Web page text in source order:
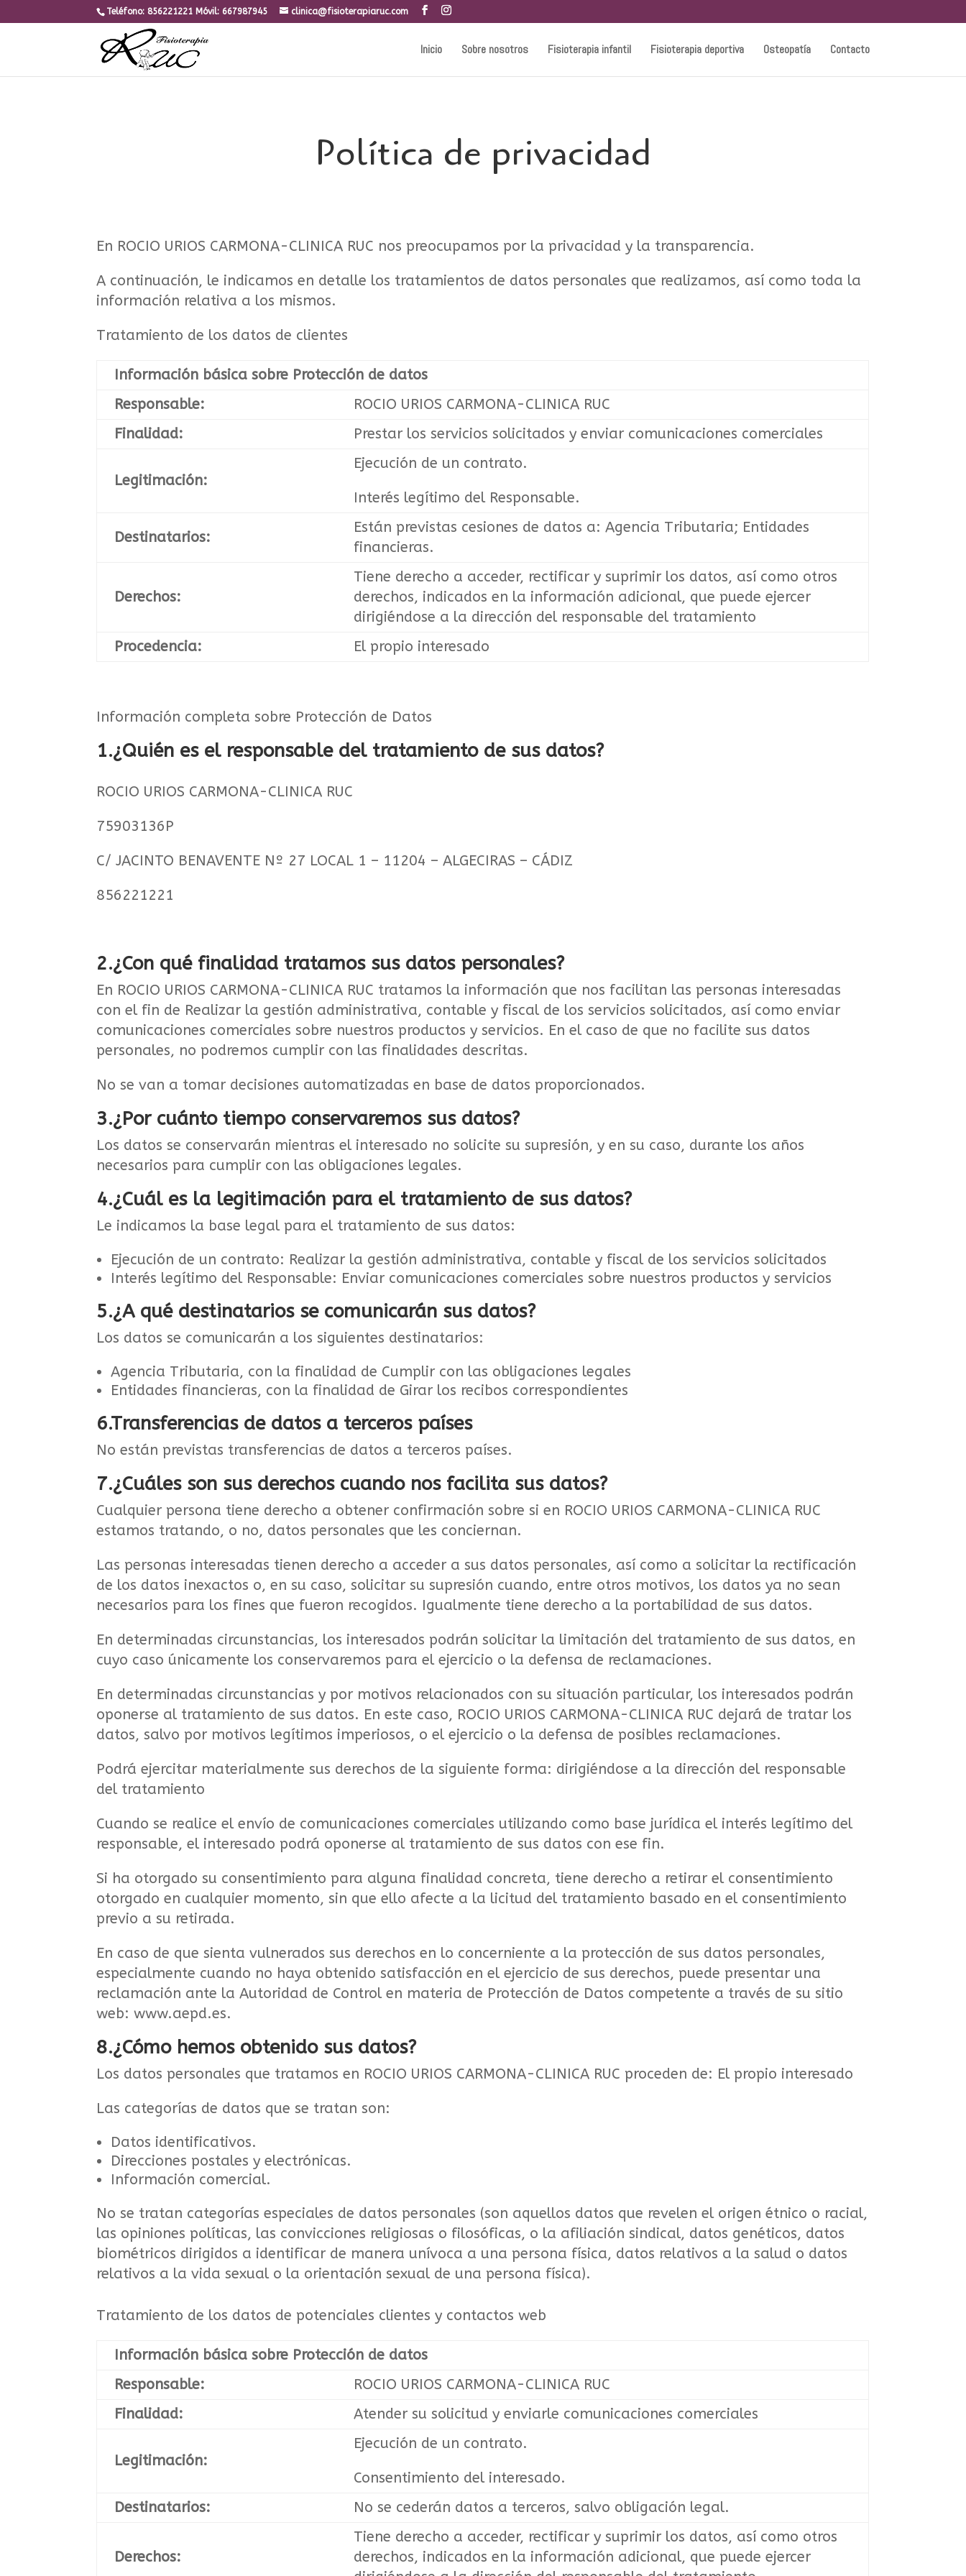
Teléfono: 856221221 Móvil: 667987945 clinica@fisioterapiaruc.com
Inicio Sobre nosotros Fisioterapia infantil Fisioterapia deportiva Osteopatía Contacto
Política de privacidad
En ROCIO URIOS CARMONA-CLINICA RUC nos preocupamos por la privacidad y la transparencia.
A continuación, le indicamos en detalle los tratamientos de datos personales que realizamos, así como toda la
información relativa a los mismos.
Tratamiento de los datos de clientes
Información básica sobre Protección de datos
Responsable:
ROCIO URIOS CARMONA-CLINICA RUC
Finalidad:
Prestar los servicios solicitados y enviar comunicaciones comerciales
Legitimación:
Ejecución de un contrato.
Interés legítimo del Responsable.
Destinatarios:
Están previstas cesiones de datos a: Agencia Tributaria; Entidades
financieras.
Derechos:
Tiene derecho a acceder, rectificar y suprimir los datos, así como otros
derechos, indicados en la información adicional, que puede ejercer
dirigiéndose a la dirección del responsable del tratamiento
Procedencia:
El propio interesado
Información completa sobre Protección de Datos
1.¿Quién es el responsable del tratamiento de sus datos?
ROCIO URIOS CARMONA-CLINICA RUC
75903136P
C/ JACINTO BENAVENTE Nº 27 LOCAL 1 – 11204 – ALGECIRAS – CÁDIZ
856221221
2.¿Con qué finalidad tratamos sus datos personales?
En ROCIO URIOS CARMONA-CLINICA RUC tratamos la información que nos facilitan las personas interesadas
con el fin de Realizar la gestión administrativa, contable y fiscal de los servicios solicitados, así como enviar
comunicaciones comerciales sobre nuestros productos y servicios. En el caso de que no facilite sus datos
personales, no podremos cumplir con las finalidades descritas.
No se van a tomar decisiones automatizadas en base de datos proporcionados.
3.¿Por cuánto tiempo conservaremos sus datos?
Los datos se conservarán mientras el interesado no solicite su supresión, y en su caso, durante los años
necesarios para cumplir con las obligaciones legales.
4.¿Cuál es la legitimación para el tratamiento de sus datos?
Le indicamos la base legal para el tratamiento de sus datos:
Ejecución de un contrato: Realizar la gestión administrativa, contable y fiscal de los servicios solicitados
Interés legítimo del Responsable: Enviar comunicaciones comerciales sobre nuestros productos y servicios
5.¿A qué destinatarios se comunicarán sus datos?
Los datos se comunicarán a los siguientes destinatarios:
Agencia Tributaria, con la finalidad de Cumplir con las obligaciones legales
Entidades financieras, con la finalidad de Girar los recibos correspondientes
6.Transferencias de datos a terceros países
No están previstas transferencias de datos a terceros países.
7.¿Cuáles son sus derechos cuando nos facilita sus datos?
Cualquier persona tiene derecho a obtener confirmación sobre si en ROCIO URIOS CARMONA-CLINICA RUC
estamos tratando, o no, datos personales que les conciernan.
Las personas interesadas tienen derecho a acceder a sus datos personales, así como a solicitar la rectificación
de los datos inexactos o, en su caso, solicitar su supresión cuando, entre otros motivos, los datos ya no sean
necesarios para los fines que fueron recogidos. Igualmente tiene derecho a la portabilidad de sus datos.
En determinadas circunstancias, los interesados podrán solicitar la limitación del tratamiento de sus datos, en
cuyo caso únicamente los conservaremos para el ejercicio o la defensa de reclamaciones.
En determinadas circunstancias y por motivos relacionados con su situación particular, los interesados podrán
oponerse al tratamiento de sus datos. En este caso, ROCIO URIOS CARMONA-CLINICA RUC dejará de tratar los
datos, salvo por motivos legítimos imperiosos, o el ejercicio o la defensa de posibles reclamaciones.
Podrá ejercitar materialmente sus derechos de la siguiente forma: dirigiéndose a la dirección del responsable
del tratamiento
Cuando se realice el envío de comunicaciones comerciales utilizando como base jurídica el interés legítimo del
responsable, el interesado podrá oponerse al tratamiento de sus datos con ese fin.
Si ha otorgado su consentimiento para alguna finalidad concreta, tiene derecho a retirar el consentimiento
otorgado en cualquier momento, sin que ello afecte a la licitud del tratamiento basado en el consentimiento
previo a su retirada.
En caso de que sienta vulnerados sus derechos en lo concerniente a la protección de sus datos personales,
especialmente cuando no haya obtenido satisfacción en el ejercicio de sus derechos, puede presentar una
reclamación ante la Autoridad de Control en materia de Protección de Datos competente a través de su sitio
web: www.aepd.es.
8.¿Cómo hemos obtenido sus datos?
Los datos personales que tratamos en ROCIO URIOS CARMONA-CLINICA RUC proceden de: El propio interesado
Las categorías de datos que se tratan son:
Datos identificativos.
Direcciones postales y electrónicas.
Información comercial.
No se tratan categorías especiales de datos personales (son aquellos datos que revelen el origen étnico o racial,
las opiniones políticas, las convicciones religiosas o filosóficas, o la afiliación sindical, datos genéticos, datos
biométricos dirigidos a identificar de manera unívoca a una persona física, datos relativos a la salud o datos
relativos a la vida sexual o la orientación sexual de una persona física).
Tratamiento de los datos de potenciales clientes y contactos web
Información básica sobre Protección de datos
Responsable:
ROCIO URIOS CARMONA-CLINICA RUC
Finalidad:
Atender su solicitud y enviarle comunicaciones comerciales
Legitimación:
Ejecución de un contrato.
Consentimiento del interesado.
Destinatarios:
No se cederán datos a terceros, salvo obligación legal.
Derechos:
Tiene derecho a acceder, rectificar y suprimir los datos, así como otros
derechos, indicados en la información adicional, que puede ejercer